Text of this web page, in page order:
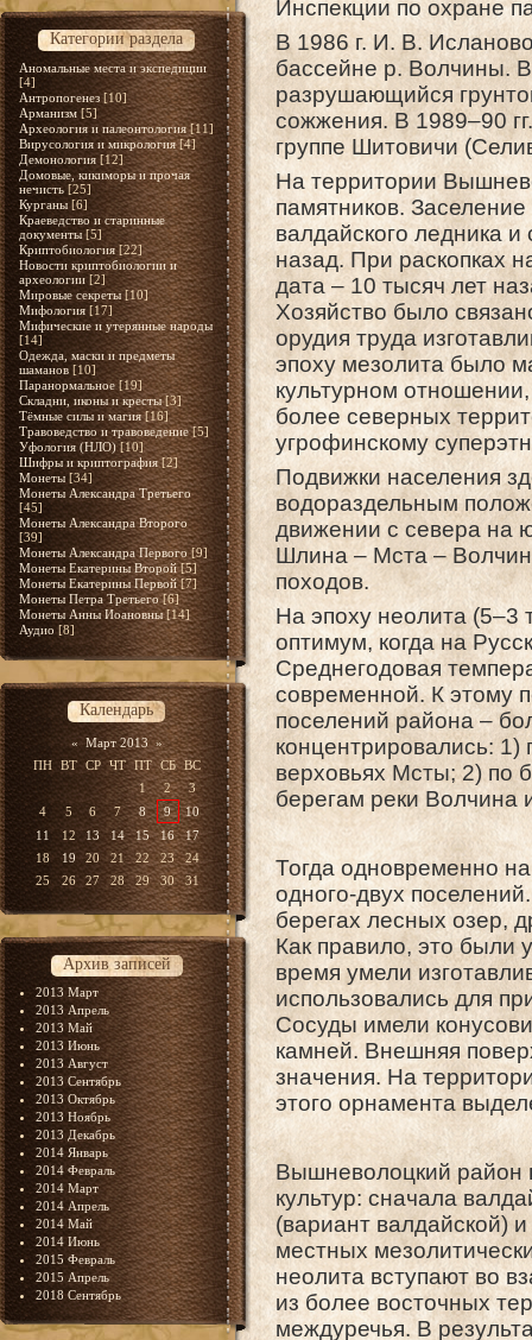
Категории раздела
Аномальные места и экспедиции
[4]
Антропогенез [10]
Арманизм [5]
Археология и палеонтология [11]
Вирусология и микрология [4]
Демонология [12]
Домовые, кикиморы и прочая
нечисть [25]
Курганы [6]
Краеведство и старинные
документы [5]
Криптобиология [22]
Новости криптобиологии и
археологии [2]
Мировые секреты [10]
Мифология [17]
Мифические и утерянные народы
[14]
Одежда, маски и предметы
шаманов [10]
Паранормальное [19]
Складни, иконы и кресты [3]
Тёмные силы и магия [16]
Травоведство и травоведение [5]
Уфология (НЛО) [10]
Шифры и криптография [2]
Монеты [34]
Монеты Александра Третьего
[45]
Монеты Александра Второго
[39]
Монеты Александра Первого [9]
Монеты Екатерины Второй [5]
Монеты Екатерины Первой [7]
Монеты Петра Третьего [6]
Монеты Анны Иоановны [14]
Аудио [8]
Календарь
« Март 2013 »
ПН ВТ СР ЧТ ПТ СБ ВС
1
2
3
4
5 6 7 8 9
10
11
12 13 14 15 16
17
18
19 20 21 22 23
24
25
26 27 28 29 30 31
Архив записей
2013 Март
2013 Апрель
2013 Май
2013 Июнь
2013 Август
2013 Сентябрь
2013 Октябрь
2013 Ноябрь
2013 Декабрь
2014 Январь
2014 Февраль
2014 Март
2014 Апрель
2014 Май
2014 Июнь
2015 Февраль
2015 Апрель
2018 Сентябрь
Инспекции по охране
В 1986 г. И. В.
бассейне р. Волчины.
разрушающийся
сожжения. В 1989–90
группе Шитовичи
На территории
памятников.
валдайского ледника
назад. При раскопках
дата – 10 тысяч лет
Хозяйство было
орудия труда
эпоху мезолита было
культурном
более северных
угрофинскому
Подвижки населения
водораздельным
движении с севера на
Шлина – Мста –
походов.
На эпоху неолита (5–3
оптимум, когда на
Среднегодовая
современной. К этому
поселений района –
концентрировались: 1)
верховьях Мcты; 2) по
берегам реки Волчина
Тогда одновременно
одного-двух
берегах лесных озер,
Как правило, это были
время умели
использовались для
Сосуды имели
камней. Внешняя
значения. На
этого орнамента
Вышневолоцкий район
культур: сначала
(вариант валдайской)
местных
неолита вступают во
из более восточных
междуречья. В